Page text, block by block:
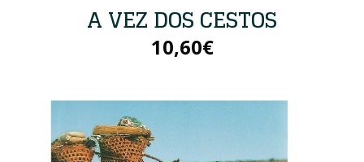
A VEZ DOS CESTOS
10,60€